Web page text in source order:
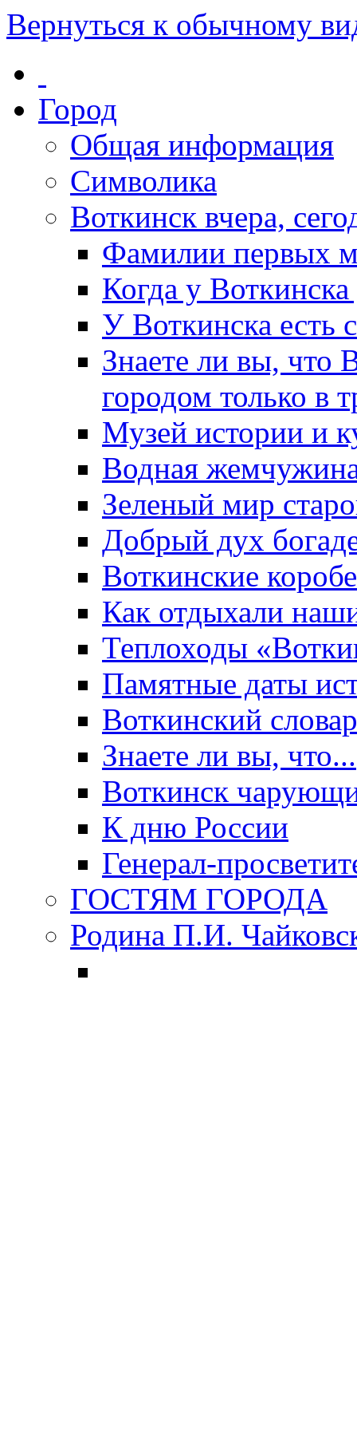
Вернуться к обычному
Город
Общая информация
Символика
Воткинск вчера,
Фамилии первых
Когда у
У Воткинска есть
Знаете ли вы, что
городом только в
Музей истории и
Водная
Зеленый мир
Добрый дух
Воткинские
Как отдыхали
Теплоходы
Памятные даты
Воткинский
Знаете ли вы, что...
Воткинск
К дню России
Генерал-
ГОСТЯМ ГОРОДА
Родина П.И.